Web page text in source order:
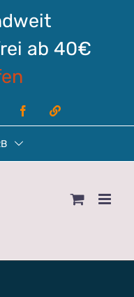
ab 40€
FacebookLinktree